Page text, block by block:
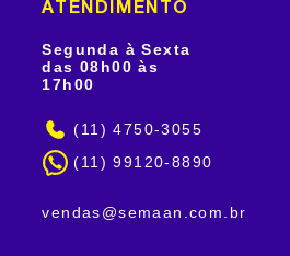
ATENDIMENTO
Segunda à Sexta
das 08h00 às
17h00
(11) 4750-3055
(11) 99120-8890
vendas@semaan.com.br